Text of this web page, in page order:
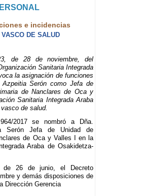
e incidencias
DE SALUD
de 28 de noviembre, del
Sanitaria Integrada
la asignación de funciones
Serón como Jefa de
de Nanclares de Oca y
Sanitaria Integrada Araba
de salud.
2017 se nombró a Dña.
Serón Jefa de Unidad de
de Oca y Valles I en la
Araba de Osakidetza-
de 26 de junio, el Decreto
y demás disposiciones de
Dirección Gerencia